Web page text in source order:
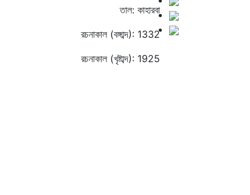
তাল: কাহারবা
রচনাকাল (বঙ্গাব্দ): 1332
রচনাকাল (খৃষ্টাব্দ): 1925